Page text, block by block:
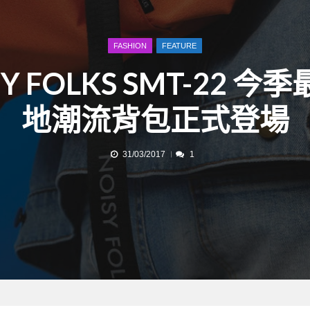
FASHION FEATURE
FOLKS SMT-22 今季
地潮流背包正式登場
31/03/2017 1